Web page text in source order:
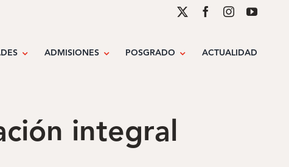
ADMISIONES POSGRADO ACTUALIDAD
integral